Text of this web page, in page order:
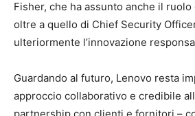
Fisher, che ha assunto anche il
oltre a quello di Chief Security
ulteriormente l’innovazione
Guardando al futuro, Lenovo resta
approccio collaborativo e credibile